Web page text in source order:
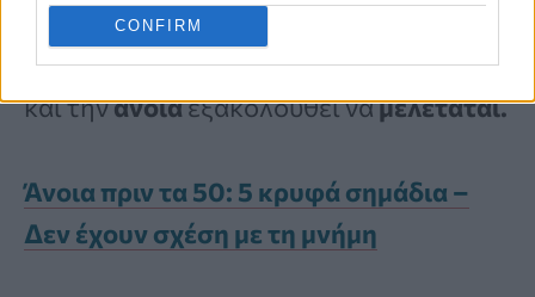
CONFIRM
του οποίου ηαντίσταση
επηρεάζει τηλειτουργίατουεγκεφάλου
και τηνάνοιαεξακολουθεί ναμελετάται.
Άνοια πριν τα 50: 5 κρυφά σημάδια –
Δεν έχουν σχέση με τη μνήμη